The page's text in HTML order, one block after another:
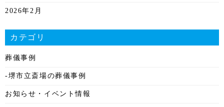
2026年2月
2026年1月
2025年12月
カテゴリ
葬儀事例
-堺市立斎場の葬儀事例
お知らせ・イベント情報